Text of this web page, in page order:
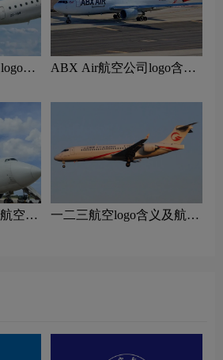
含
ABX Air航空公司logo含义
空品
一二三航空logo含义及航空